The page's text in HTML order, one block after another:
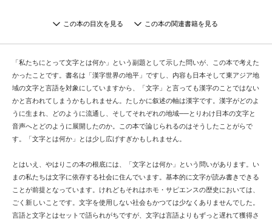
この本の目次を見る この本の関連書籍を見る
「私たちにとって文字とは何か」という副題として示した問いが、この本で考えた
かったことです。書名は「漢字世界の地平」ですし、内容も日本そして東アジア地
域の文字と言語を対象にしていますから、「文字」と言っても漢字のことではない
かと言われてしまうかもしれません。たしかに叙述の軸は漢字です。漢字がどのよ
うに生まれ、どのように流通し、そしてそれぞれの地域──とりわけ日本の文字と
音声へとどのように展開したのか。この本で論じられるのはそうしたことがらで
す。「文字とは何か」とは少し広げすぎかもしれません。
とはいえ、やはりこの本の根底には、「文字とは何か」という問いがあります。い
まの私たちは文字に依存する社会に住んでいます。基本的に文字が読み書きできる
ことが前提となっています。けれどもそれはホモ・サピエンスの歴史においては、
ごく新しいことです。文字を使用しない社会もかつては少なくありませんでした。
言語と文字とはセットで語られがちですが、文字は言語よりもずっと遅れて獲得さ